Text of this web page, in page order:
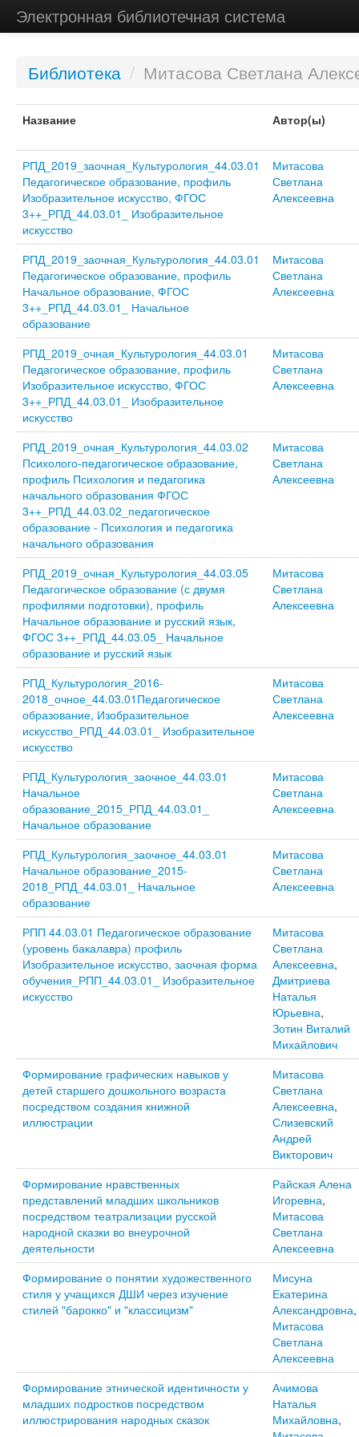
Электронная библиотечная система
Библиотека / Митасова Светлана
Название Автор(ы)
РПД_2019_заочная_Культурология_44.03.01
Педагогическое образование, профиль
Изобразительное искусство, ФГОС
3++_РПД_44.03.01_ Изобразительное
искусство
Митасова
Светлана
Алексеевна
РПД_2019_заочная_Культурология_44.03.01
Педагогическое образование, профиль
Начальное образование, ФГОС
3++_РПД_44.03.01_ Начальное
образование
Митасова
Светлана
Алексеевна
РПД_2019_очная_Культурология_44.03.01
Педагогическое образование, профиль
Изобразительное искусство, ФГОС
3++_РПД_44.03.01_ Изобразительное
искусство
Митасова
Светлана
Алексеевна
РПД_2019_очная_Культурология_44.03.02
Психолого-педагогическое образование,
профиль Психология и педагогика
начального образования ФГОС
3++_РПД_44.03.02_педагогическое
образование - Психология и педагогика
начального образования
Митасова
Светлана
Алексеевна
РПД_2019_очная_Культурология_44.03.05
Педагогическое образование (с двумя
профилями подготовки), профиль
Начальное образование и русский язык,
ФГОС 3++_РПД_44.03.05_ Начальное
образование и русский язык
Митасова
Светлана
Алексеевна
РПД_Культурология_2016-
2018_очное_44.03.01Педагогическое
образование, Изобразительное
искусство_РПД_44.03.01_ Изобразительное
искусство
Митасова
Светлана
Алексеевна
РПД_Культурология_заочное_44.03.01
Начальное
образование_2015_РПД_44.03.01_
Начальное образование
Митасова
Светлана
Алексеевна
РПД_Культурология_заочное_44.03.01
Начальное образование_2015-
2018_РПД_44.03.01_ Начальное
образование
Митасова
Светлана
Алексеевна
РПП 44.03.01 Педагогическое образование
(уровень бакалавра) профиль
Изобразительное искусство, заочная форма
обучения_РПП_44.03.01_ Изобразительное
искусство
Митасова
Светлана
Алексеевна,
Дмитриева
Наталья
Юрьевна,
Зотин Виталий
Михайлович
Формирование графических навыков у
детей старшего дошкольного возраста
посредством создания книжной
иллюстрации
Митасова
Светлана
Алексеевна,
Слизевский
Андрей
Викторович
Формирование нравственных
представлений младших школьников
посредством театрализации русской
народной сказки во внеурочной
деятельности
Райская Алена
Игоревна,
Митасова
Светлана
Алексеевна
Формирование о понятии художественного
стиля у учащихся ДШИ через изучение
стилей "барокко" и "классицизм"
Мисуна
Екатерина
Александровна,
Митасова
Светлана
Алексеевна
Формирование этнической идентичности у
младших подростков посредством
иллюстрирования народных сказок
Ачимова
Наталья
Михайловна,